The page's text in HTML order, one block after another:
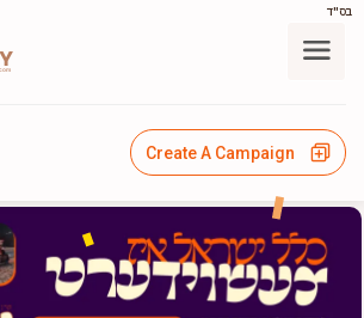
בס"ד
Create A Campaign